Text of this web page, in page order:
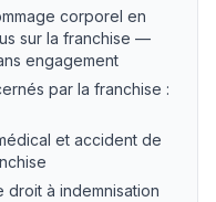
corporel en
sur la franchise —
engagement
par la franchise :
et accident de
droit à indemnisation